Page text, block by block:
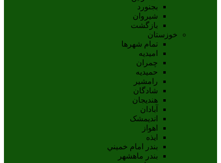
بجنورد
شيروان
بازگشت
خوزستان
تمام شهر‌ها
امیدیه
چمران
حمیدیه
رامشیر
شادگان
هندیجان
آبادان
انديمشک
اهواز
ايذه
بندر امام خميني
بندر ماهشهر